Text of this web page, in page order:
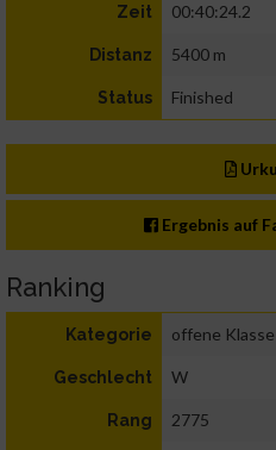
Zeit 00:40:24.2
Distanz 5400 m
Status Finished
Ergebnis auf
Ranking
Kategorie offene Klasse
Geschlecht W
Rang 2775